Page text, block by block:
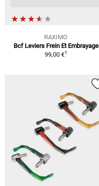
RAXIMO
Bcf Leviers Frein Et Embrayage
99,00 €1